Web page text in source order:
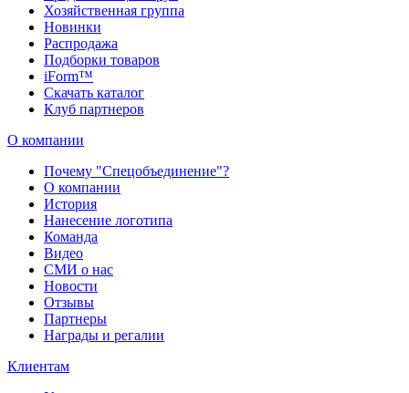
Хозяйственная группа
Новинки
Распродажа
Подборки товаров
iForm™
Скачать каталог
Клуб партнеров
О компании
Почему "Спецобъединение"?
О компании
История
Нанесение логотипа
Команда
Видео
СМИ о нас
Новости
Отзывы
Партнеры
Награды и регалии
Клиентам